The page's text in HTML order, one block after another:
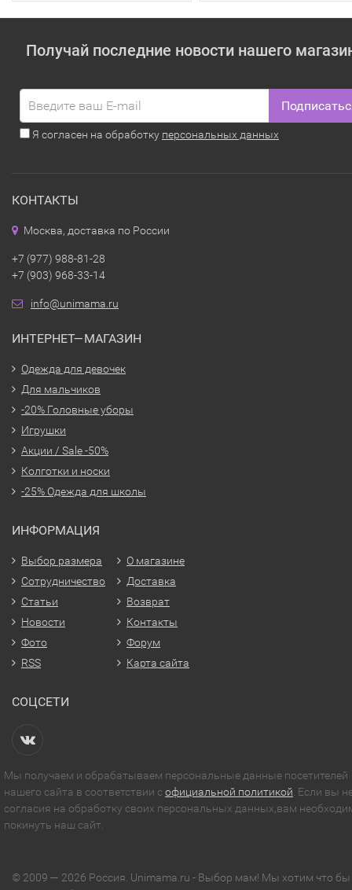
Получай последние новости нашего
Я согласен на обработку персональных данных
КОНТАКТЫ
Москва, доставка по России
+7 (977) 988-81-28
+7 (903) 968-33-14
info@unimama.ru
ИНТЕРНЕТ—МАГАЗИН
Одежда для девочек
Для мальчиков
-20% Головные уборы
Игрушки
Акции / Sale -50%
Колготки и носки
-25% Одежда для школы
ИНФОРМАЦИЯ
Выбор размера
Сотрудничество
Статьи
Новости
Фото
RSS
О магазине
Доставка
Возврат
Контакты
Форум
Карта сайта
СОЦСЕТИ
Мы получаем и обрабатываем персональные данные посетителей
нашего сайта в соответствии софициальной политикой . Если вы
согласия на обработку своих персональных данных,вам
покинуть наш сайт.
© 2009 — 2026 Россия. Unimama.ru - Выбор мам! Мы хотим что бы